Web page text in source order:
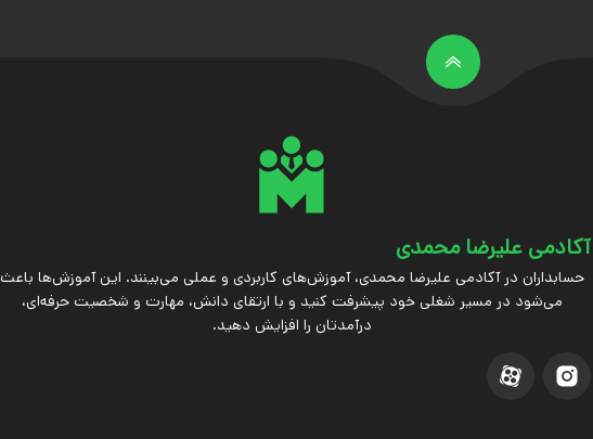
آکادمی علیرضا محمدی
حسابداران در آکادمی علیرضا محمدی، آموزش‌های کاربردی و عملی می‌بینند. این آموزش‌ها باعث
می‌شود در مسیر شغلی خود پیشرفت کنید و با ارتقای دانش، مهارت و شخصیت حرفه‌ای،
درآمدتان را افزایش دهید.